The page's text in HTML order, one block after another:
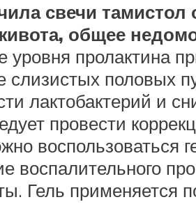
свечи
общее
пролактина
слизистых половых
лактобактерий и
провести
воспользоваться
воспалительного
Гель применяется